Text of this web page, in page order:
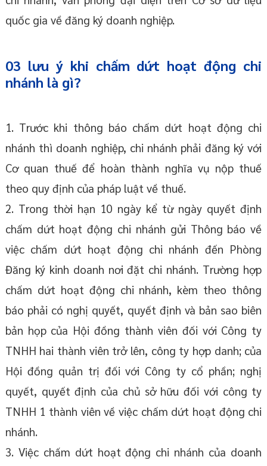
quốc gia về đăng ký doanh nghiệp.
03 lưu ý khi chấm dứt hoạt động chi
nhánh là gì?
1. Trước khi thông báo chấm dứt hoạt động chi
nhánh thì doanh nghiệp, chi nhánh phải đăng ký với
Cơ quan thuế để hoàn thành nghĩa vụ nộp thuế
theo quy định của pháp luật về thuế.
2. Trong thời hạn 10 ngày kể từ ngày quyết định
chấm dứt hoạt động chi nhánh gửi Thông báo về
việc chấm dứt hoạt động chi nhánh đến Phòng
Đăng ký kinh doanh nơi đặt chi nhánh. Trường hợp
chấm dứt hoạt động chi nhánh, kèm theo thông
báo phải có nghị quyết, quyết định và bản sao biên
bản họp của Hội đồng thành viên đối với Công ty
TNHH hai thành viên trở lên, công ty hợp danh; của
Hội đồng quản trị đối với Công ty cổ phần; nghị
quyết, quyết định của chủ sở hữu đối với công ty
TNHH 1 thành viên về việc chấm dứt hoạt động chi
nhánh.
3. Việc chấm dứt hoạt động chi nhánh của doanh